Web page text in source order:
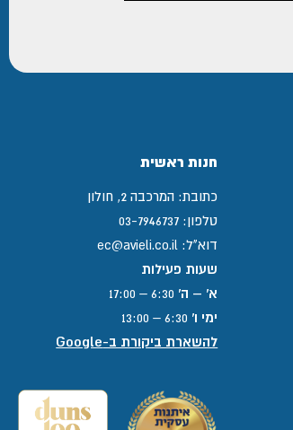
חנות ראשית
כתובת: המרכבה 2, חולון
טלפון: 03-7946737
דוא"ל: ec@avieli.co.il
שעות פעילות
א' – ה'
ימי ו'
להשארת ביקורת ב-Google